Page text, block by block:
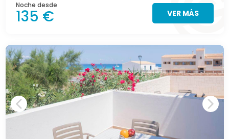
Noche desde
135 € VER MÁS